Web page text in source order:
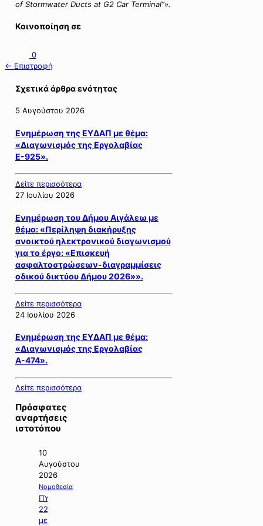
of Stormwater Ducts at G2 Car Terminal”».
Κοινοποίηση σε
0
← Επιστροφή
Σχετικά άρθρα ενότητας
5 Αυγούστου 2026
Ενημέρωση της ΕΥΔΑΠ με θέμα:
«Διαγωνισμός της Εργολαβίας
Ε-925».
Δείτε περισσότερα
27 Ιουλίου 2026
Ενημέρωση του Δήμου Αιγάλεω με
θέμα: «Περίληψη διακήρυξης
ανοικτού ηλεκτρονικού διαγωνισμού
για το έργο: «Επισκευή
ασφαλτοστρώσεων-διαγραμμίσεις
οδικού δικτύου Δήμου 2026»».
Δείτε περισσότερα
24 Ιουλίου 2026
Ενημέρωση της ΕΥΔΑΠ με θέμα:
«Διαγωνισμός της Εργολαβίας
Α-474».
Δείτε περισσότερα
Πρόσφατες
αναρτήσεις
ιστοτόπου
10
Αυγούστου
2026
Νομοθεσία
ΠΥΣ
22/2026
με